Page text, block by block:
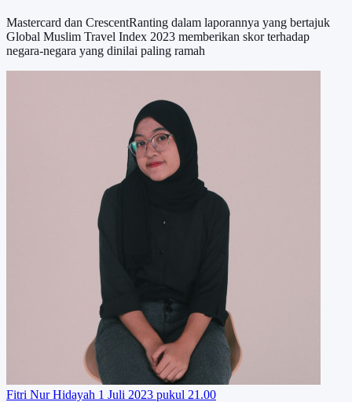
Mastercard dan CrescentRanting dalam laporannya yang bertajuk
Global Muslim Travel Index 2023 memberikan skor terhadap
negara-negara yang dinilai paling ramah
Fitri Nur Hidayah 1 Juli 2023 pukul 21.00